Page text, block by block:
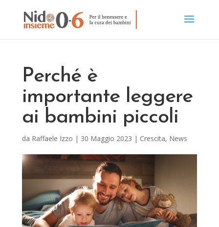
Perché è
importante leggere
ai bambini piccoli
da Raffaele Izzo | 30 Maggio 2023 | Crescita, News